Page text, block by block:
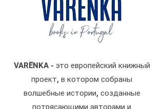
VARËNKA - это европейский книжный
проект, в котором собраны
волшебные истории, созданные
потрясающими авторами и